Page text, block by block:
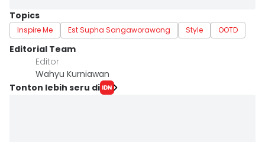
Topics
Inspire Me Est Supha Sangaworawong Style OOTD
Editorial Team
Editor
Wahyu Kurniawan
Tonton lebih seru di